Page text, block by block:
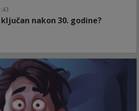
nakon 30. godine?